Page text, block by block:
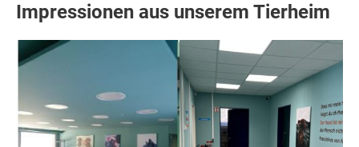
Impressionen aus unserem Tierheim